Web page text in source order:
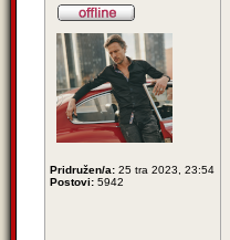
Pridružen/a: 25 tra 2023, 23:54
Postovi: 5942